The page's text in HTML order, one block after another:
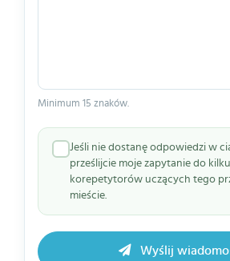
Minimum 15 znaków.
Jeśli nie dostanę odpowiedzi w
prześlijcie moje zapytanie do
korepetytorów uczących tego
mieście.
Wyślij